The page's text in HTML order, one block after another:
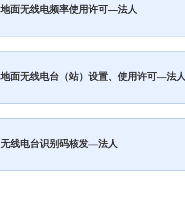
地面无线电频率使用许可—法人
地面无线电台（站）设置、使用许可—法人
无线电台识别码核发—法人